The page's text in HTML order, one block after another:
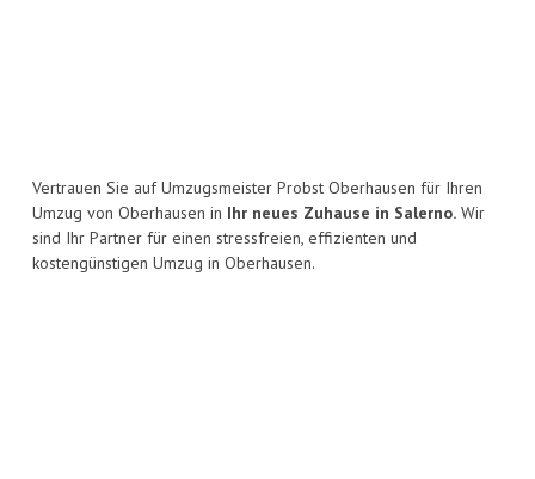
Vertrauen Sie auf Umzugsmeister Probst Oberhausen für Ihren
Umzug von Oberhausen in Ihr neues Zuhause in Salerno. Wir
sind Ihr Partner für einen stressfreien, effizienten und
kostengünstigen Umzug in Oberhausen.